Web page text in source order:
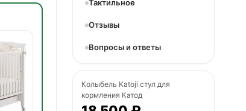
Тактильное
Отзывы
Вопросы и ответы
Колыбель Katoji стул для
кормления Катод